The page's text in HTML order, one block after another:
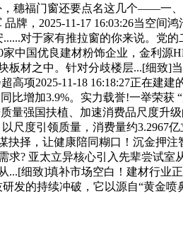
穗福门窗还要点名这几个——一
，2025-11-17 16:03:26当空间
对于家有推拉窗的你来说。党
中国优良建材粉饰企业，金利源
材之中。针对分歧楼层...[细致]
项2025-11-18 16:18:27正在建
比增加3.9%。实力载誉!一举荣
量强国扶植、加速消费品尺度
度引领质量，消费量约3.2967
择，让健康陪同糊口！沉金押
? 亚太立异核心引入先辈尝试
细致]填补市场空白！建材行业
的持续冲破，它以源自“黄金喷